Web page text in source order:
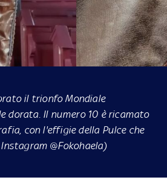
il trionfo Mondiale
dorata. Il numero 10 è ricamato
con l'effigie della Pulce che
@Fokohaela)